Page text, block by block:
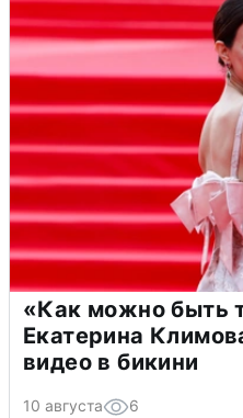
«Как можно быть
Екатерина
видео в бикини
10 августа 6